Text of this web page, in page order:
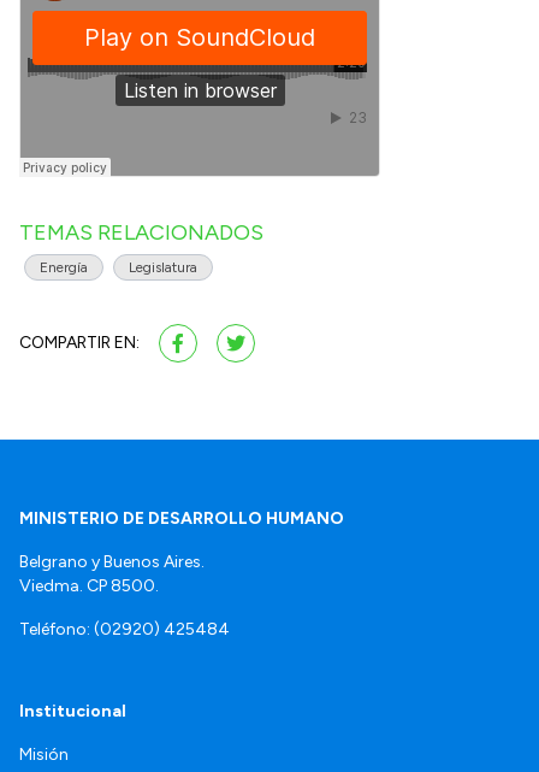
TEMAS RELACIONADOS
Energía Legislatura
COMPARTIR EN:
MINISTERIO DE DESARROLLO HUMANO
Belgrano y Buenos Aires.
Viedma. CP 8500.
Teléfono: (02920) 425484
Institucional
Misión